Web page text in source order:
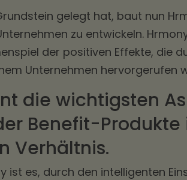
gelegt hat, baut nun
zu entwickeln.
der positiven Effekte, die
Unternehmen hervorgerufen
die wichtigsten
Benefit-Produkte
Verhältnis.
ist es, durch den intelligenten